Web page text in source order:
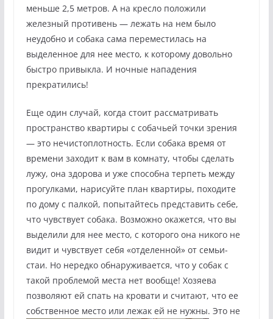
меньше 2,5 метров. А на кресло положили
железный противень — лежать на нем было
неудобно и собака сама переместилась на
выделенное для нее место, к которому довольно
быстро привыкла. И ночные нападения
прекратились!
Еще один случай, когда стоит рассматривать
пространство квартиры с собачьей точки зрения
— это нечистоплотность. Если собака время от
времени заходит к вам в комнату, чтобы сделать
лужу, она здорова и уже способна терпеть между
прогулками, нарисуйте план квартиры, походите
по дому с палкой, попытайтесь представить себе,
что чувствует собака. Возможно окажется, что вы
выделили для нее место, с которого она никого не
видит и чувствует себя «отделенной» от семьи-
стаи. Но нередко обнаруживается, что у собак с
такой проблемой места нет вообще! Хозяева
позволяют ей спать на кровати и считают, что ее
собственное место или лежак ей не нужны. Это не